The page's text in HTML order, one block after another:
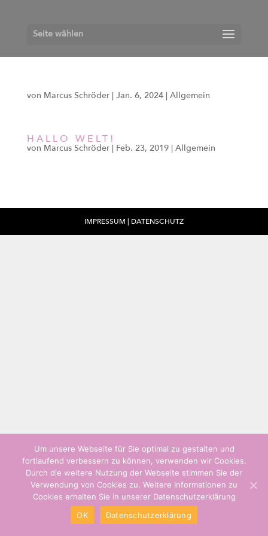
Seite wählen
von Marcus Schröder| Jan. 6, 2024| Allgemein
HALLO WELT!
von Marcus Schröder| Feb. 23, 2019| Allgemein
IMPRESSUM | DATENSCHUTZ
Um unsere Webseite für Sie optimal zu gestalten und
fortlaufend verbessern zu können, verwenden wir Cookies.
Durch die weitere Nutzung der Webseite stimmen Sie der
Verwendung von Cookies zu. Weitere Informationen zu
Cookies erhalten Sie in unserer Datenschutzerklärung
OK
Datenschutzerklärung